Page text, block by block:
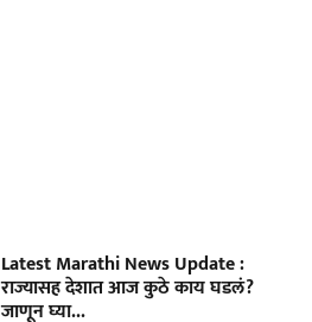
Latest Marathi News Update :
राज्यासह देशात आज कुठे काय घडलं?
जाणून घ्या...